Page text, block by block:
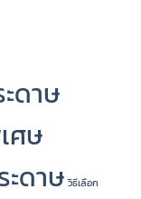
ดาษ
ศษ
ดาษ วิธีเลือก